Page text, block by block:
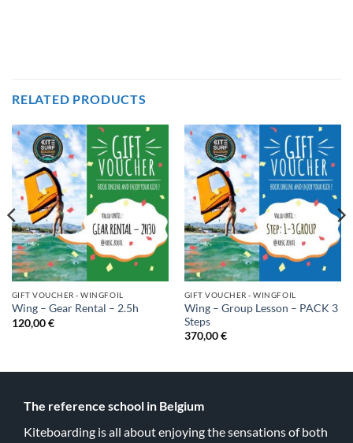
RELATED PRODUCTS
GIFT VOUCHER - WINGFOIL
Wing – Gear Rental – 2.5h
120,00€
GIFT VOUCHER - WINGFOIL
Wing – Group Lesson – PACK 3
Steps
370,00€
The reference school in Belgium
Kiteboarding is all about enjoying the sensations of both